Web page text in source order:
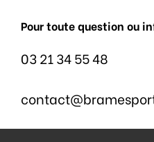
Pour toute question ou
03 21 34 55 48